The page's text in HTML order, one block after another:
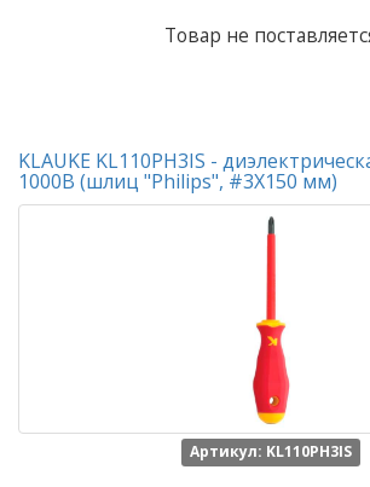
Товар не
KLAUKE KL110PH3IS -
1000В (шлиц "Philips", #3Х150 мм)
Артикул: KL110PH3IS